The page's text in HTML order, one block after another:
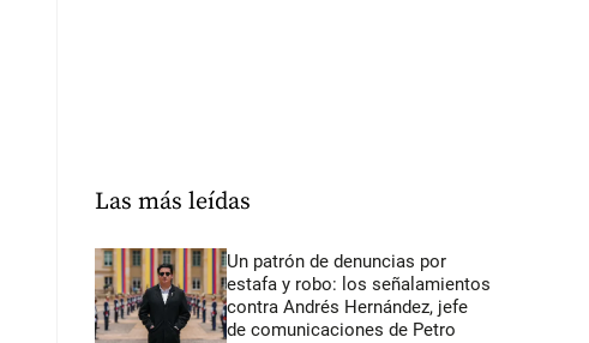
Las más leídas
Un patrón de denuncias por
estafa y robo: los señalamientos
contra Andrés Hernández, jefe
de comunicaciones de Petro